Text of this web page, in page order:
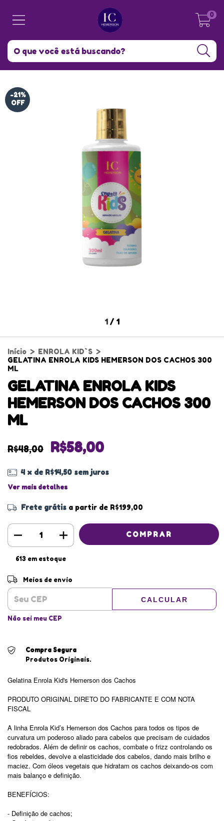
0
-21%
OFF
1 / 1
Início > ENROLA KID`S >
GELATINA ENROLA KIDS HEMERSON DOS CACHOS 300
ML
GELATINA ENROLA KIDS
HEMERSON DOS CACHOS 300
ML
R$48,00 R$58,00
4 x de R$14,50 sem juros
Ver mais detalhes
Frete grátis a partir de R$199,00
613 em estoque
Entregas para o CEP:
Meios de envio
CALCULAR
Não sei meu CEP
Compra Segura
Produtos Originais.
Gelatina Enrola Kid's Hemerson dos Cachos
PRODUTO ORIGINAL DIRETO DO FABRICANTE E COM NOTA
FISCAL
A linha Enrola Kid’s Hemerson dos Cachos para todos os tipos de
curvatura um poderoso aliado para cabelos que precisam de cuidados
redobrados. Além de definir os cachos, combate o frizz controlando os
fios rebeldes, devolve a elasticidade dos cabelos, dando mais brilho e
maciez. Com óleos vegetais que hidratam os cachos deixando-os com
mais balanço e definição.
BENEFÍCIOS:
- Definição de cachos;